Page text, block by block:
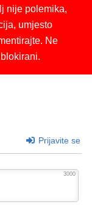
nije polemika,
umjesto
Ne
Prijavite se
3000